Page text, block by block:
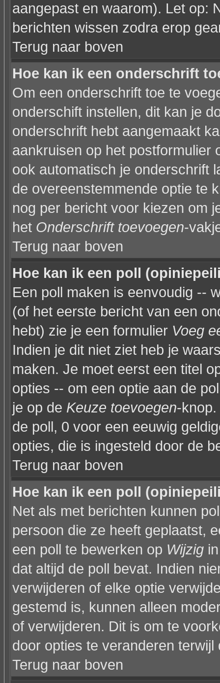
aangepast en waarom). Let op:
berichten wissen zodra erop
Terug naar boven
Hoe kan ik een onderschrift
Om een onderschrift toe te
onderschift instellen, dit kan je
onderschrift hebt aangemaakt
aankruisen op het postformulier
ook automatisch je onderschrift
de overeenstemmende optie te
nog per bericht voor kiezen om
het Onderschrift toevoegen-
Terug naar boven
Hoe kan ik een poll
Een poll maken is eenvoudig --
(of het eerste bericht van een
hebt) zie je een formulier Voeg
Indien je dit niet ziet heb je
maken. Je moet eerst een titel
opties -- om een optie aan de
je op de Keuze toevoegen-
de poll, 0 voor een eeuwig
opties, die is ingesteld door de
Terug naar boven
Hoe kan ik een poll
Net als met berichten kunnen
persoon die ze heeft geplaatst,
een poll te bewerken op Wijzig
dat altijd de poll bevat. Indien
verwijderen of elke optie
gestemd is, kunnen alleen
of verwijderen. Dit is om te
door opties te veranderen terwijl
Terug naar boven